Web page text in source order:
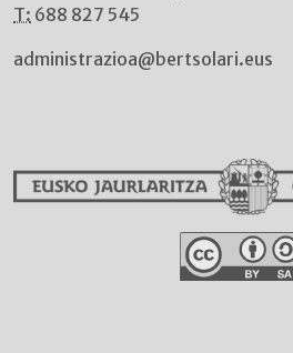
T: 688 827 545
administrazioa@bertsolari.eus